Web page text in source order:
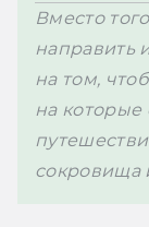
Вместо
направить
на том,
на которые
сокровища